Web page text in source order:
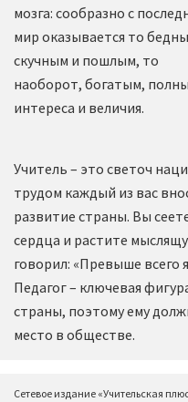
мозга: сообразно с
мир оказывается то
скучным и пошлым, то
наоборот, богатым,
интереса и величия.
Учитель – это светоч
трудом каждый из вас
развитие страны. Вы
сердца и растите
говорил: «Превыше всего
Педагог – ключевая
страны, поэтому ему
место в обществе.
Сетевое издание «Учительская